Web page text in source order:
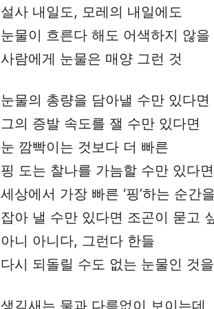
설사 내일도, 모레의 내일에도
눈물이 흐른다 해도 어색하지 않을
사람에게 눈물은 매양 그런 것
눈물의 총량을 담아낼 수만 있다면
그의 증발 속도를 잴 수만 있다면
눈 깜빡이는 것보다 더 빠른
핑 도는 찰나를 가늠할 수만 있다면
세상에서 가장 빠른 ‘핑’하는 순간
잡아 낼 수만 있다면 조곤이 묻고
아니 아니다, 그런다 한들
다시 되돌릴 수도 없는 눈물인 것을
생김새는 물과 다름없이 보이는데